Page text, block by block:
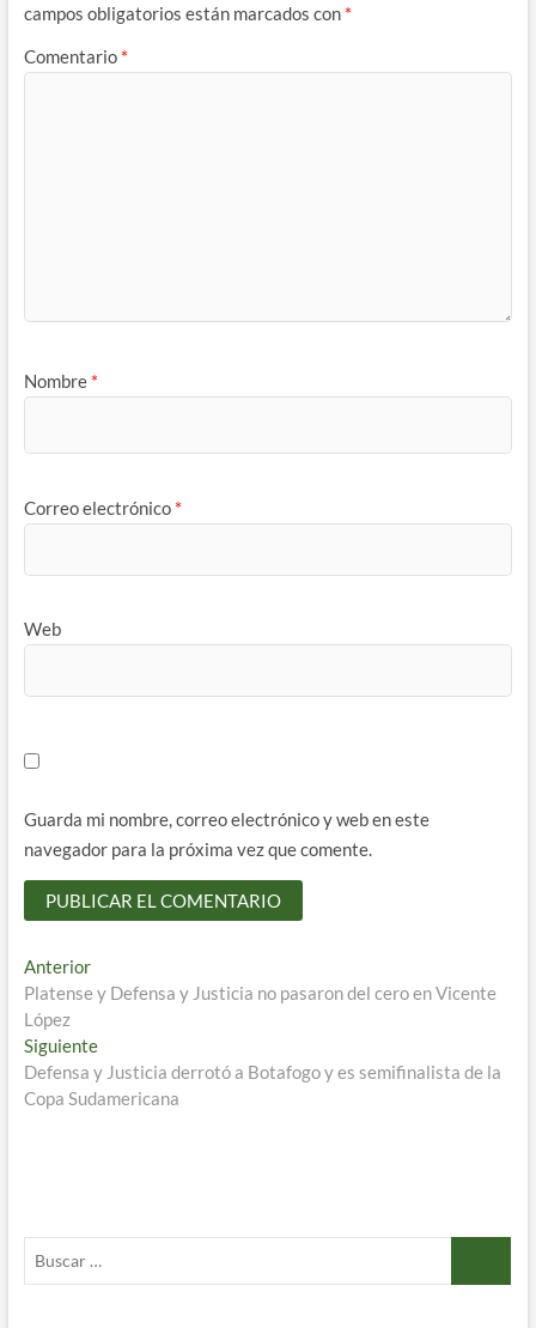
campos obligatorios están marcados con *
Comentario *
Nombre *
Correo electrónico *
Web
Guarda mi nombre, correo electrónico y web en este
navegador para la próxima vez que comente.
Navegación
de
entradas
AnteriorEntrada
anterior:
Platense y Defensa y Justicia no pasaron del cero en Vicente
López
SiguienteEntrada
siguiente:
Defensa y Justicia derrotó a Botafogo y es semifinalista de la
Copa Sudamericana